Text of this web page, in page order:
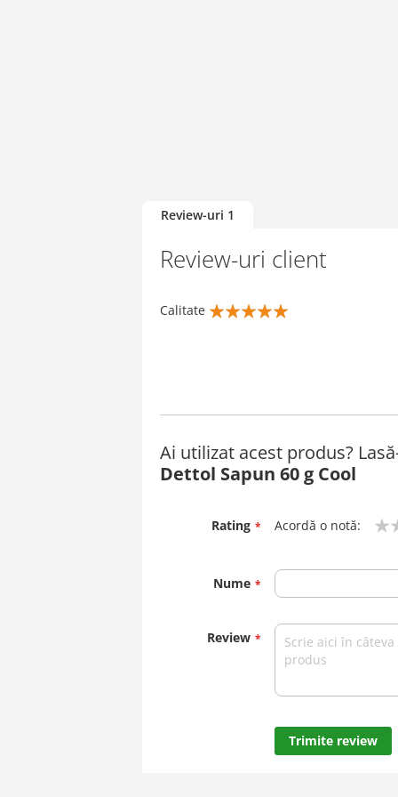
Review-uri 1
Review-uri client
Calitate
Ai utilizat acest produs?
Dettol Sapun 60 g Cool
Rating
Acordă o notă:
Nume
Review
Trimite review